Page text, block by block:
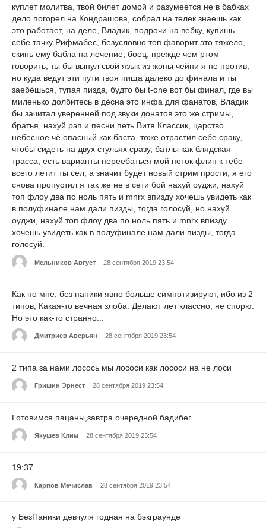
куплет молитва, твой билет домой и разумеется не в бабках
дело погорел на Кондрашова, собрал на телек знаешь как
это работает, на деле, Владик, подрочи на вебку, купишь
себе тачку Рифмабес, безусловно топ фаворит это тяжело,
скинь ему бабла на лечение, боец, прежде чем ртом
говорить, ты бы вынул свой язык из жопы чейни я не против,
но куда ведут эти пути твоя пища далеко до финала и ты
заебёшься, тупая пизда, будто бы t-one вот бы финал, где вы
миленько долбитесь в дёсна это инфа для фанатов, Владик
бы зачитал уверенней под звуки донатов это же стримы,
братья, нахуй рэп и песни петь Витя Классик, царство
небесное чё опасный как баста, тоже отрастил себе сраку,
чтобы сидеть на двух стульях сразу, батлы как блядская
трасса, есть варианты переебаться мой поток флип к тебе
всего летит ты сел, а значит будет новый стрим прости, я его
снова пропустил я так же не в сети бой нахуй оуджи, нахуй
топ флоу два по ноль пять и mnrx впизду хочешь увидеть как
в полуфинале нам дали пизды, тогда голосуй, но нахуй
оуджи, нахуй топ флоу два по ноль пять и mnrx впизду
хочешь увидеть как в полуфинале нам дали пизды, тогда
голосуй.
Мельников Август 28 сентября 2019 23:54
Как по мне, без паники явно больше симпотизируют, ибо из 2
типов, Какая-то вечная злоба. Делают лет классно, не спорю.
Но это как-то странно...
Дмитриев Аверьян 28 сентября 2019 23:54
2 типа за нами лосось мы лососи как лососи на не лоси
Гришин Эрнест 28 сентября 2019 23:54
Готовимся пацаны,завтра очередной бадибег
Якушев Клим 28 сентября 2019 23:54
19:37.
Карпов Мечислав 28 сентября 2019 23:54
у БезПаники девчуля годная на бэкграунде